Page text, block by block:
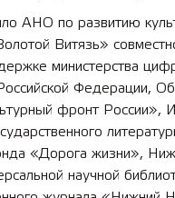
АНО по развитию
Витязь»
министерства
Федерации,
фронт России»,
«Дорога жизни»,
научной